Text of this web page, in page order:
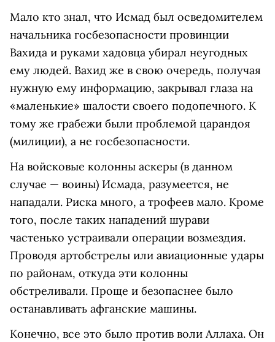
Мало кто знал, что Исмад был осведомителем
начальника госбезопасности провинции
Вахида и руками хадовца убирал неугодных
ему людей. Вахид же в свою очередь, получая
нужную ему информацию, закрывал глаза на
«маленькие» шалости своего подопечного. К
тому же грабежи были проблемой царандоя
(милиции), а не госбезопасности.
На войсковые колонны аскеры (в данном
случае — воины) Исмада, разумеется, не
нападали. Риска много, а трофеев мало. Кроме
того, после таких нападений шурави
частенько устраивали операции возмездия.
Проводя артобстрелы или авиационные удары
по районам, откуда эти колонны
обстреливали. Проще и безопаснее было
останавливать афганские машины.
Конечно, все это было против воли Аллаха. Он